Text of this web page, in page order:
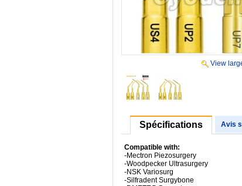
View
Spécifications Avis
Compatible with:
-Mectron Piezosurgery
-Woodpecker Ultrasurgery
-NSK Variosurg
-Silfradent Surgybone